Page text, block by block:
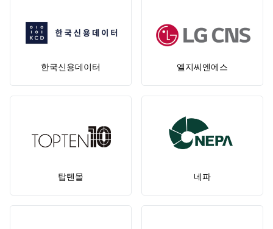
한국신용데이터 엘지씨엔에스
탑텐몰 네파